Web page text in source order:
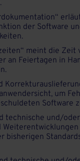
der Software
meint die Zeit
an Feiertagen in
um
Software
technische und/
bisherigen